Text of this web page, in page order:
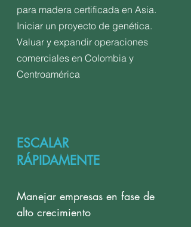
para madera certificada en Asia.
Iniciar un proyecto de genética.
Valuar y expandir operaciones
comerciales en Colombia y
Centroamérica
ESCALAR
RÁPIDAMENTE
Manejar empresas en fase de
alto crecimiento